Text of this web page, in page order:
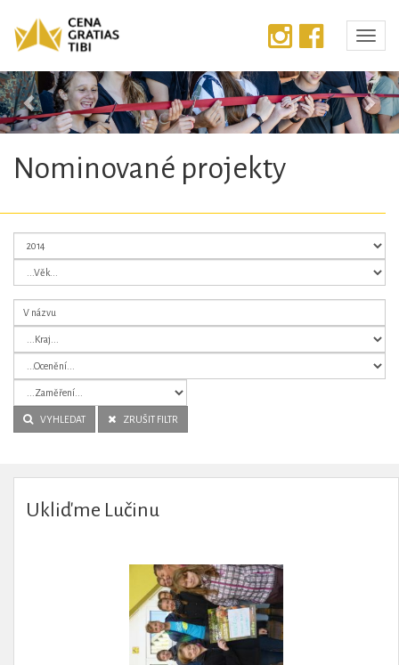
Předchozí
Nominované projekty
VYHLEDAT ZRUŠIT FILTR
Ukliďme Lučinu